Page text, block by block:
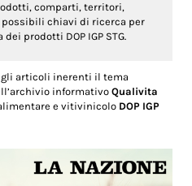
comparti, territori,
possibili chiavi di ricerca per
prodotti DOP IGP STG.
articoli inerenti il tema
informativoQualivita
e vitivinicolo DOP IGP